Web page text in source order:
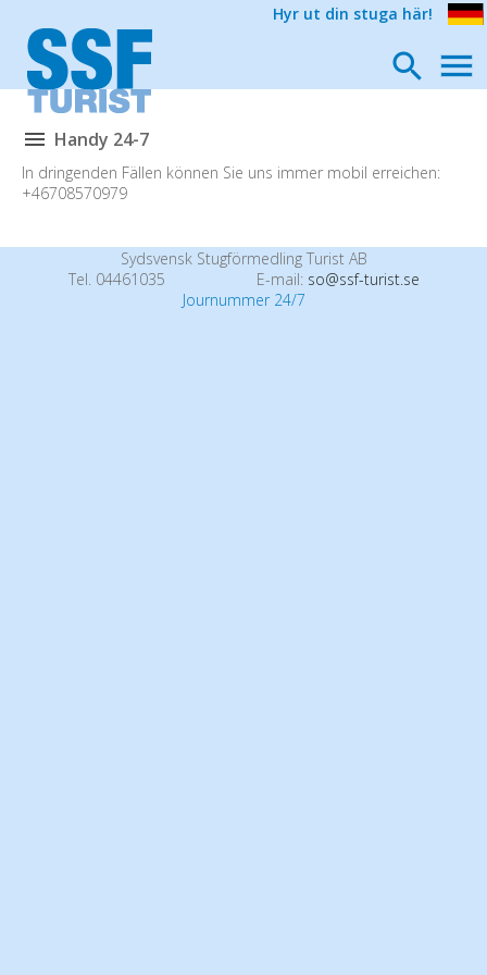
Hyr ut din stuga här!
Handy 24-7
In dringenden Fällen können Sie uns immer mobil erreichen:
+46708570979
Sydsvensk Stugförmedling Turist AB
Tel. 04461035
E-mail: so@ssf-turist.se
Journummer 24/7